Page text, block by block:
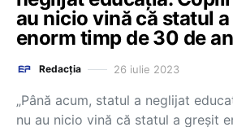
au nicio vină că statul
enorm timp de 30 de
Redacția 26 iulie 2023
„Până acum, statul a neglijat
nu au nicio vină că statul a greșit